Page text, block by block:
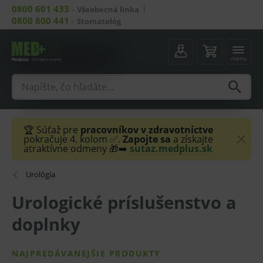
0800 601 433 – Všeobecná linka
0800 800 441 – Stomatológ
menu
🏆 Súťaž pre pracovníkov v zdravotníctve
pokračuje 4. kolom ✅. Zapojte sa a získajte
atraktívne odmeny 🎁➡️ sutaz.medplus.sk
Urológia
Urologické príslušenstvo a
doplnky